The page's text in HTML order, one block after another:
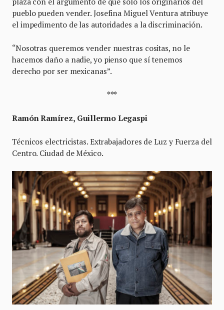
pueblo pueden vender. Josefina Miguel Ventura atribuye
el impedimento de las autoridades a la discriminación.
“Nosotras queremos vender nuestras cositas, no le
hacemos daño a nadie, yo pienso que sí tenemos
derecho por ser mexicanas”.
***
Ramón Ramírez, Guillermo Legaspi
Técnicos electricistas. Extrabajadores de Luz y Fuerza del
Centro. Ciudad de México.